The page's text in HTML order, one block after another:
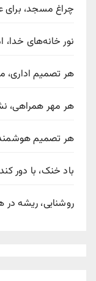
چراغ مسجد،
نور خانه‌های
هر تصمیم اداری،
هر مهر همراهی،
هر تصمیم
باد خنک، با دور
روشنایی، ریشه در